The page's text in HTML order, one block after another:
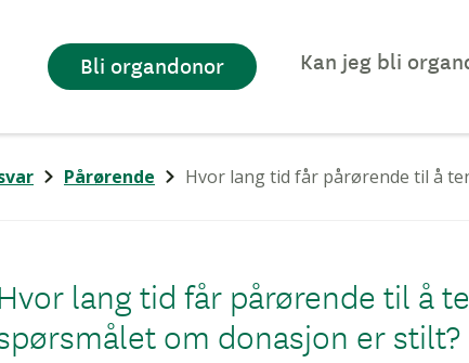
Bli organdonor Kan jeg bli
Pårørende Hvor lang tid får pårørende til å
Hvor lang tid får pårørende til å
om donasjon er stilt?